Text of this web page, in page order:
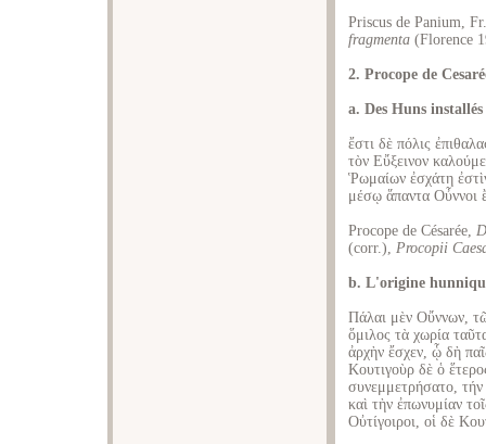
Priscus de Panium,
fragmenta (Florence
2. Procope de
a. Des Huns
ἔστι δὲ πόλις
τὸν Εὔξεινον
Ῥωμαίων ἐσχάτη
μέσῳ ἅπαντα Οὖννοι
Procope de Césarée,
(corr.), Procopii
b. L'origine
Πάλαι μὲν Οὔννων,
ὅμιλος τὰ χωρία
ἀρχὴν ἔσχεν, ᾧ δὴ
Κουτιγοὺρ δὲ ὁ
συνεμμετρήσατο, τήν
καὶ τὴν ἐπωνυμίαν
Οὐτίγοιροι, οἱ δὲ